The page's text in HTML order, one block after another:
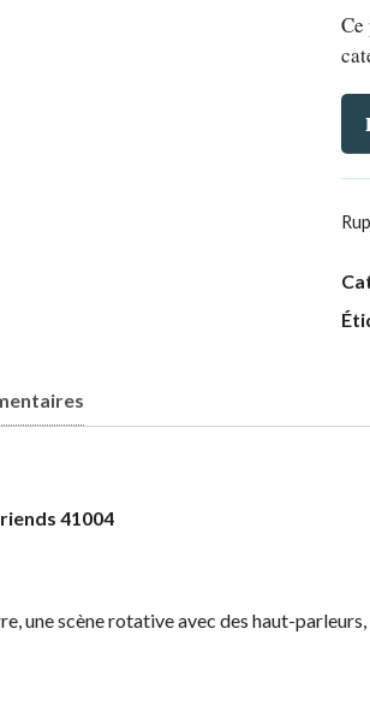
41004
une scène rotative avec des haut-